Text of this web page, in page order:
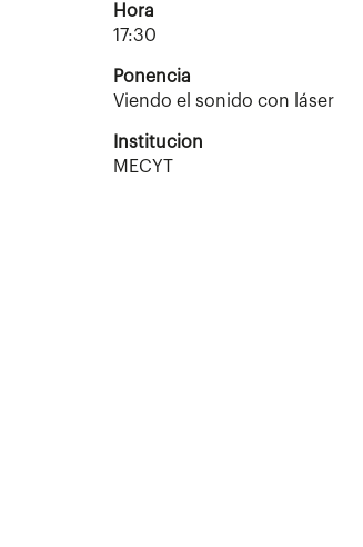
Hora
17:30
Ponencia
Viendo el sonido con láser
Institucion
MECYT